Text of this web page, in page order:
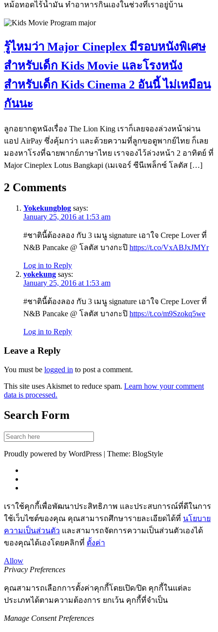
หม้อทอดไร้น้ำมัน ทำอาหารกินเองในช่วงที่เราอยู่บ้าน
รู้ไหมว่า Major Cineplex มีรอบหนังพิเศษ
สำหรับเด็ก Kids Movie และโรงหนัง
สำหรับเด็ก Kids Cinema 2 อันนี้ ไม่เหมือน
กันนะ
ลูกอยากดูหนังเรื่อง The Lion King เราก็เลยจองล่วงหน้าผ่าน
แอป AirPay ซึ่งคุ้มกว่า และด้วยความที่ลูกขอดูพากย์ไทย ก็เลย
มองหาโรงที่ฉายพากย์ภาษาไทย เราจองไว้ล่วงหน้า 2 อาทิตย์ ที่
Major Cineplex Lotus Bangkapi (เมเจอร์ ซีนีเพล็กซ์ โลตัส […]
2 Comments
Yokekungblog says:
January 25, 2016 at 1:53 am
#ชาตินี้ต้องลอง กับ 3 เมนู signature เอาใจ Crepe Lover ที่
N&B Pancake @ โลตัส บางกะปิ https://t.co/VxABJxJMYr
Log in to Reply
yokekung says:
January 25, 2016 at 1:53 am
#ชาตินี้ต้องลอง กับ 3 เมนู signature เอาใจ Crepe Lover ที่
N&B Pancake @ โลตัส บางกะปิ https://t.co/m9Szokq5we
Log in to Reply
Leave a Reply
You must be logged in to post a comment.
This site uses Akismet to reduce spam. Learn how your comment
data is processed.
Search Form
Proudly powered by WordPress | Theme: BlogStyle
เราใช้คุกกี้เพื่อพัฒนาประสิทธิภาพ และประสบการณ์ที่ดีในการ
ใช้เว็บไซต์ของคุณ คุณสามารถศึกษารายละเอียดได้ที่ นโยบาย
ความเป็นส่วนตัว และสามารถจัดการความเป็นส่วนตัวเองได้
ของคุณได้เองโดยคลิกที่ ตั้งค่า
Allow
Privacy Preferences
คุณสามารถเลือกการตั้งค่าคุกกี้โดยเปิด/ปิด คุกกี้ในแต่ละ
ประเภทได้ตามความต้องการ ยกเว้น คุกกี้ที่จำเป็น
Manage Consent Preferences